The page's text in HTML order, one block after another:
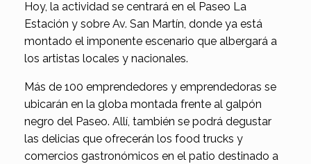
Hoy, la actividad se centrará en el Paseo La
Estación y sobre Av. San Martín, donde ya está
montado el imponente escenario que albergará a
los artistas locales y nacionales.
Más de 100 emprendedores y emprendedoras se
ubicarán en la globa montada frente al galpón
negro del Paseo. Allí, también se podrá degustar
las delicias que ofrecerán los food trucks y
comercios gastronómicos en el patio destinado a